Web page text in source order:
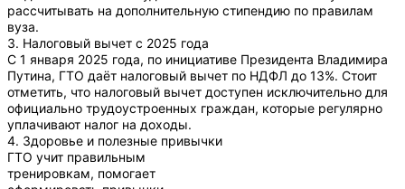
рассчитывать на дополнительную стипендию по правилам
вуза.
3. Налоговый вычет с 2025 года
С 1 января 2025 года, по инициативе Президента Владимира
Путина, ГТО даёт налоговый вычет по НДФЛ до 13%. Стоит
отметить, что налоговый вычет доступен исключительно для
официально трудоустроенных граждан, которые регулярно
уплачивают налог на доходы.
4. Здоровье и полезные привычки
ГТО учит правильным
тренировкам, помогает